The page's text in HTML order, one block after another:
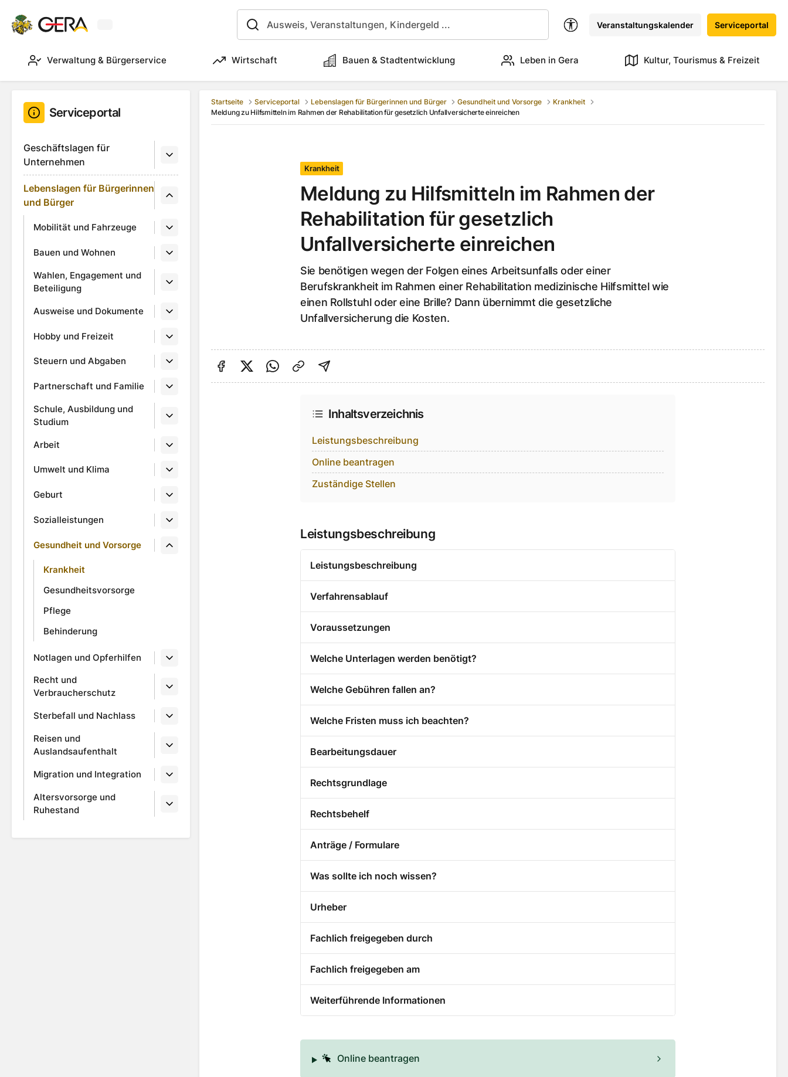
Veranstaltungskalender Serviceportal
Verwaltung & Bürgerservice Wirtschaft Bauen & Stadtentwicklung Leben in Gera Kultur, Tourismus & Freizeit
Serviceportal
Geschäftslagen für
Unternehmen
Lebenslagen für Bürgerinnen
und Bürger
Mobilität und Fahrzeuge
Bauen und Wohnen
Wahlen, Engagement und
Beteiligung
Ausweise und Dokumente
Hobby und Freizeit
Steuern und Abgaben
Partnerschaft und Familie
Schule, Ausbildung und
Studium
Arbeit
Umwelt und Klima
Geburt
Sozialleistungen
Gesundheit und Vorsorge
Krankheit
Gesundheitsvorsorge
Pflege
Behinderung
Notlagen und Opferhilfen
Recht und
Verbraucherschutz
Sterbefall und Nachlass
Reisen und
Auslandsaufenthalt
Migration und Integration
Altersvorsorge und
Ruhestand
Startseite Serviceportal Lebenslagen für Bürgerinnen und Bürger Gesundheit und Vorsorge
Krankheit
Meldung zu Hilfsmitteln im Rahmen der Rehabilitation für gesetzlich Unfallversicherte einreichen
Krankheit
Meldung zu Hilfsmitteln im Rahmen der
Rehabilitation für gesetzlich
Unfallversicherte einreichen
Sie benötigen wegen der Folgen eines Arbeitsunfalls oder einer
Berufskrankheit im Rahmen einer Rehabilitation medizinische Hilfsmittel wie
einen Rollstuhl oder eine Brille? Dann übernimmt die gesetzliche
Unfallversicherung die Kosten.
Auf Facebook teilen
Auf Twitter teilen
Per Link teilen
shareViaEmail
Inhaltsverzeichnis
Leistungsbeschreibung
Online beantragen
Zuständige Stellen
Leistungsbeschreibung
Leistungsbeschreibung
Verfahrensablauf
Voraussetzungen
Welche Unterlagen werden benötigt?
Welche Gebühren fallen an?
Welche Fristen muss ich beachten?
Bearbeitungsdauer
Rechtsgrundlage
Rechtsbehelf
Anträge / Formulare
Was sollte ich noch wissen?
Urheber
Fachlich freigegeben durch
Fachlich freigegeben am
Weiterführende Informationen
Online beantragen